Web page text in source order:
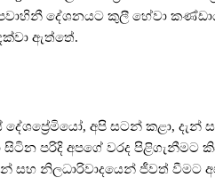
දේශනයට කුලී හේවා
ඇත්තේ.
දේශප්‍රේමියෝ, අපි සටන් කළා,
පරිදි අපගේ වරද පිළිගැනීමට
නිලධාරිවාදයෙන් ජීවත් වීමට